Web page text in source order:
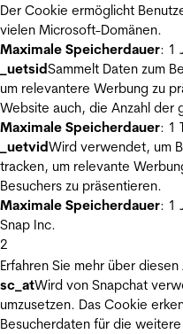
Der Cookie ermöglicht
vielen Microsoft-Domänen.
Maximale Speicherdauer: 1
_uetsidSammelt Daten zum
um relevantere Werbung zu
Website auch, die Anzahl der
Maximale Speicherdauer: 1
_uetvidWird verwendet, um
tracken, um relevante
Besuchers zu präsentieren.
Maximale Speicherdauer: 1
Snap Inc.
2
Erfahren Sie mehr über
sc_atWird von Snapchat
umzusetzen. Das Cookie
Besucherdaten für die